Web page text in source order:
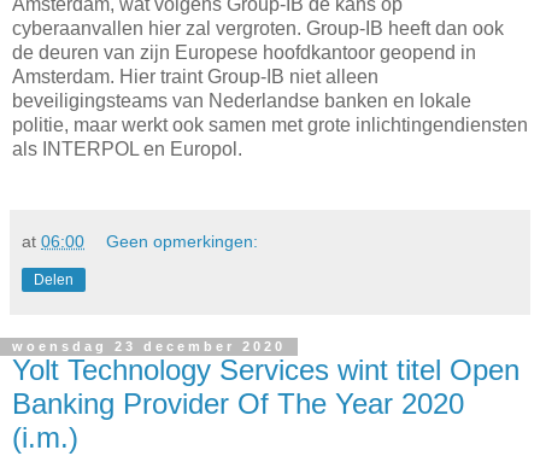
Amsterdam, wat volgens Group-IB de kans op
cyberaanvallen hier zal vergroten. Group-IB heeft dan ook
de deuren van zijn Europese hoofdkantoor geopend in
Amsterdam. Hier traint Group-IB niet alleen
beveiligingsteams van Nederlandse banken en lokale
politie, maar werkt ook samen met grote inlichtingendiensten
als INTERPOL en Europol.
at 06:00 Geen opmerkingen:
Delen
woensdag 23 december 2020
Yolt Technology Services wint titel Open
Banking Provider Of The Year 2020
(i.m.)